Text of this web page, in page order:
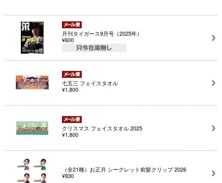
月刊タイガース9月号（2025年）
¥600
七五三 フェイスタオル
¥1,800
クリスマス フェイスタオル 2025
¥1,800
（全21種）お正月 シークレット前髪クリップ 2026
¥930